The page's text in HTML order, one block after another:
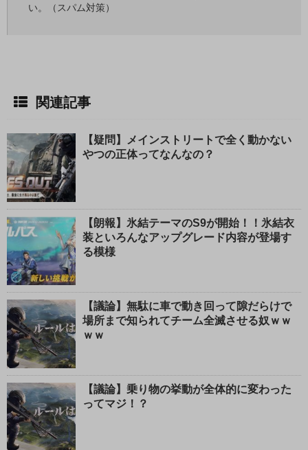
い。（スパム対策）
関連記事
【疑問】メインストリートで全く動かない
やつの正体ってなんなの？
【朗報】氷結テーマのS9が開始！！氷結衣
装といろんなアップグレード内容が登場す
る模様
【議論】無駄に車で動き回って隙だらけで
場所まで知られてチーム全滅させる奴ｗｗ
ｗｗ
【議論】乗り物の挙動が全体的に変わった
ってマジ！？